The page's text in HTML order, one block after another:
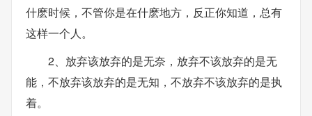
什麽时候，不管你是在什麽地方，反正你知道，总有
这样一个人。
2、放弃该放弃的是无奈，放弃不该放弃的是无
能，不放弃该放弃的是无知，不放弃不该放弃的是执
着。